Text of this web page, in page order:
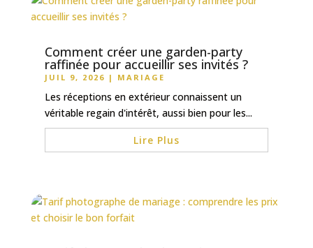
Comment créer une garden-party
raffinée pour accueillir ses invités ?
JUIL 9, 2026 | MARIAGE
Les réceptions en extérieur connaissent un
véritable regain d'intérêt, aussi bien pour les...
Lire Plus